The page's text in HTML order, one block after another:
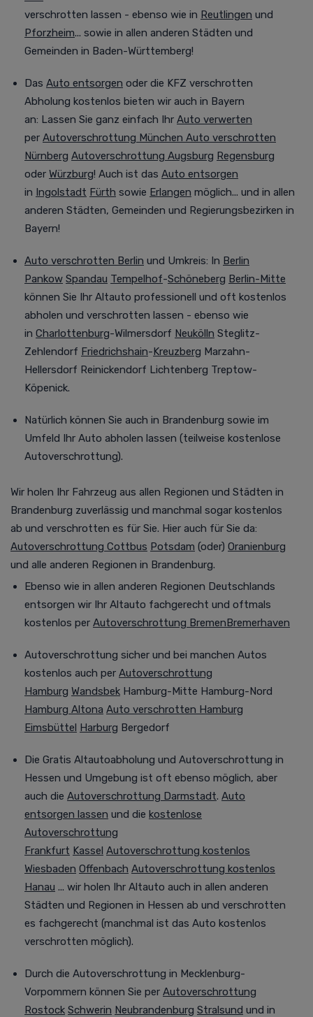
verschrotten lassen - ebenso wie in Reutlingen und
Pforzheim... sowie in allen anderen Städten und
Gemeinden in Baden-Württemberg!
Das Auto entsorgen oder die KFZ verschrotten
Abholung kostenlos bieten wir auch in Bayern
an: Lassen Sie ganz einfach Ihr Auto verwerten
per Autoverschrottung München Auto verschrotten
Nürnberg Autoverschrottung Augsburg Regensburg
oder Würzburg! Auch ist das Auto entsorgen
in Ingolstadt Fürth sowie Erlangen möglich... und in allen
anderen Städten, Gemeinden und Regierungsbezirken in
Bayern!
Auto verschrotten Berlin und Umkreis: In Berlin
Pankow Spandau Tempelhof-Schöneberg Berlin-Mitte
können Sie Ihr Altauto professionell und oft kostenlos
abholen und verschrotten lassen - ebenso wie
in Charlottenburg-Wilmersdorf Neukölln Steglitz-
Zehlendorf Friedrichshain-Kreuzberg Marzahn-
Hellersdorf Reinickendorf Lichtenberg Treptow-
Köpenick.
Natürlich können Sie auch in Brandenburg sowie im
Umfeld Ihr Auto abholen lassen (teilweise kostenlose
Autoverschrottung).
Wir holen Ihr Fahrzeug aus allen Regionen und Städten in
Brandenburg zuverlässig und manchmal sogar kostenlos
ab und verschrotten es für Sie. Hier auch für Sie da:
Autoverschrottung Cottbus Potsdam (oder) Oranienburg
und alle anderen Regionen in Brandenburg.
Ebenso wie in allen anderen Regionen Deutschlands
entsorgen wir Ihr Altauto fachgerecht und oftmals
kostenlos per Autoverschrottung BremenBremerhaven
Autoverschrottung sicher und bei manchen Autos
kostenlos auch per Autoverschrottung
Hamburg Wandsbek Hamburg-Mitte Hamburg-Nord
Hamburg Altona Auto verschrotten Hamburg
Eimsbüttel Harburg Bergedorf
Die Gratis Altautoabholung und Autoverschrottung in
Hessen und Umgebung ist oft ebenso möglich, aber
auch die Autoverschrottung Darmstadt. Auto
entsorgen lassen und die kostenlose
Autoverschrottung
Frankfurt Kassel Autoverschrottung kostenlos
Wiesbaden Offenbach Autoverschrottung kostenlos
Hanau ... wir holen Ihr Altauto auch in allen anderen
Städten und Regionen in Hessen ab und verschrotten
es fachgerecht (manchmal ist das Auto kostenlos
verschrotten möglich).
Durch die Autoverschrottung in Mecklenburg-
Vorpommern können Sie per Autoverschrottung
Rostock Schwerin Neubrandenburg Stralsund und in